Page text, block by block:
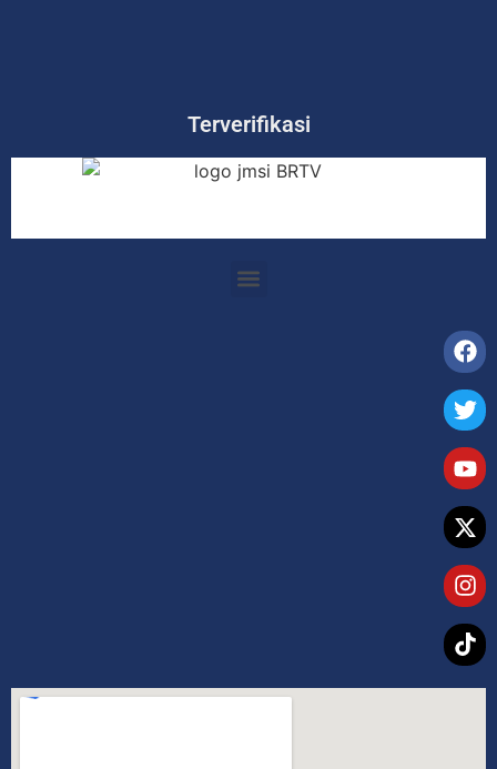
Terverifikasi